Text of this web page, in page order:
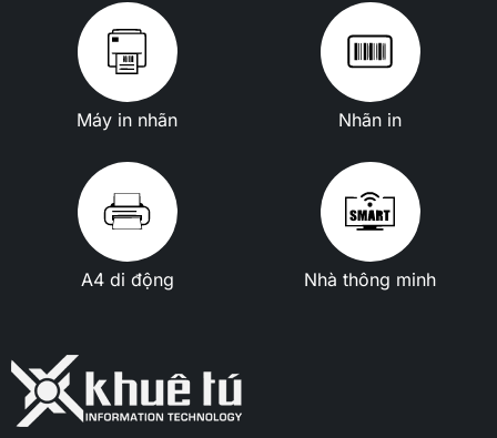
Máy in nhãn Nhãn in
A4 di động Nhà thông minh